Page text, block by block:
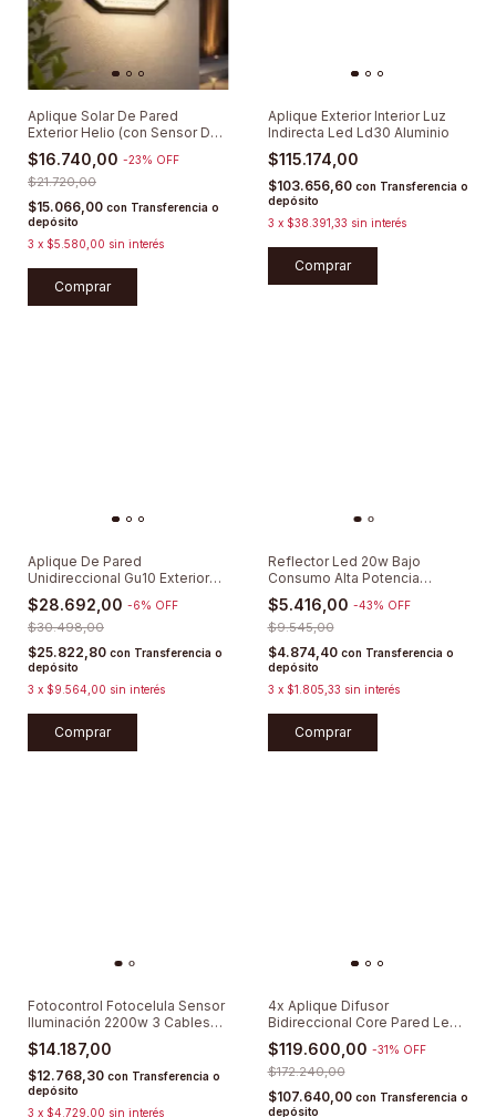
Aplique Solar De Pared
Exterior Helio (con Sensor De
Movimiento)
$16.740,00 -23% OFF
$21.720,00
$15.066,00 con Transferencia o
depósito
3 x $5.580,00 sin interés
Comprar
Aplique Exterior Interior Luz
Indirecta Led Ld30 Aluminio
$115.174,00
$103.656,60 con Transferencia o
depósito
3 x $38.391,33 sin interés
Aplique De Pared
Unidireccional Gu10 Exterior
Aluminio
$28.692,00 -6% OFF
$30.498,00
$25.822,80 con Transferencia o
depósito
3 x $9.564,00 sin interés
Comprar
Reflector Led 20w Bajo
Consumo Alta Potencia
Exterior
$5.416,00 -43% OFF
$9.545,00
$4.874,40 con Transferencia o
depósito
3 x $1.805,33 sin interés
Comprar
Fotocontrol Fotocelula Sensor
Iluminación 2200w 3 Cables
Led
$14.187,00
$12.768,30 con Transferencia o
depósito
3 x $4.729,00 sin interés
4x Aplique Difusor
Bidireccional Core Pared Led
Exterior Aluminio
$119.600,00 -31% OFF
$172.240,00
$107.640,00 con Transferencia o
depósito